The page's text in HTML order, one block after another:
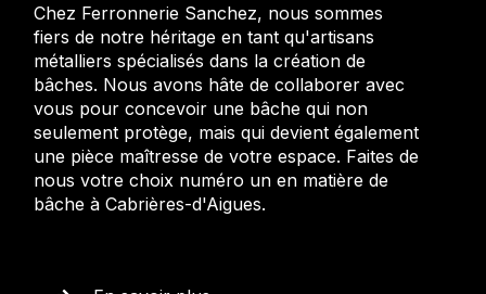
Chez Ferronnerie Sanchez, nous sommes
fiers de notre héritage en tant qu'artisans
métalliers spécialisés dans la création de
bâches. Nous avons hâte de collaborer avec
vous pour concevoir une bâche qui non
seulement protège, mais qui devient également
une pièce maîtresse de votre espace. Faites de
nous votre choix numéro un en matière de
bâche à Cabrières-d'Aigues.